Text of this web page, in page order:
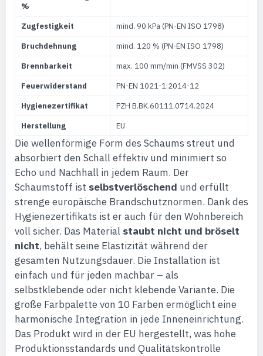
%
Zugfestigkeit
mind. 90 kPa (PN-EN ISO 1798)
Bruchdehnung
mind. 120 % (PN-EN ISO 1798)
Brennbarkeit
max. 100 mm/min (FMVSS 302)
Feuerwiderstand
PN-EN 1021-1:2014-12
Hygienezertifikat
PZH B.BK.60111.0714.2024
Herstellung
EU
Die wellenförmige Form des Schaums streut und
absorbiert den Schall effektiv und minimiert so
Echo und Nachhall in jedem Raum. Der
Schaumstoff ist selbstverlöschend und erfüllt
strenge europäische Brandschutznormen. Dank des
Hygienezertifikats ist er auch für den Wohnbereich
voll sicher. Das Material staubt nicht und bröselt
nicht, behält seine Elastizität während der
gesamten Nutzungsdauer. Die Installation ist
einfach und für jeden machbar – als
selbstklebende oder nicht klebende Variante. Die
große Farbpalette von 10 Farben ermöglicht eine
harmonische Integration in jede Inneneinrichtung.
Das Produkt wird in der EU hergestellt, was hohe
Produktionsstandards und Qualitätskontrolle